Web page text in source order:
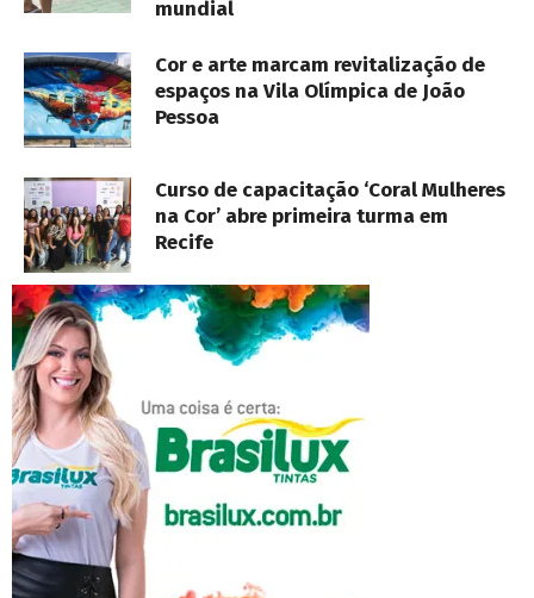
mundial
Cor e arte marcam revitalização de
espaços na Vila Olímpica de João
Pessoa
Curso de capacitação ‘Coral Mulheres
na Cor’ abre primeira turma em
Recife